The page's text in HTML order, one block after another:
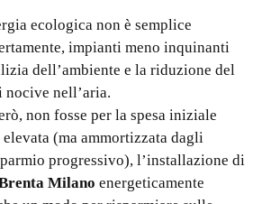
ecologica non è semplice
impianti meno inquinanti
dell’ambiente e la riduzione del
nocive nell’aria.
non fosse per la spesa iniziale
(ma ammortizzata dagli
progressivo), l’installazione di
Milano energeticamente